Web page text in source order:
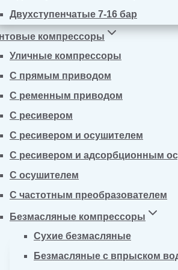
Двухступенчатые 7-16 бар
компрессоры
Уличные компрессоры
С прямым приводом
С ременным приводом
С ресивером
С ресивером и осушителем
С ресивером и адсорбционным
С осушителем
С частотным преобразователем
Безмасляные компрессоры
Сухие безмасляные
Безмасляные с впрыском